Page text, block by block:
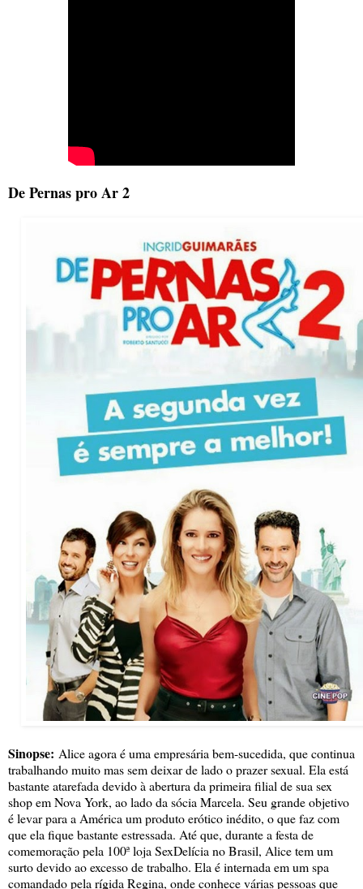
De Pernas pro Ar 2
Sinopse: Alice agora é uma empresária bem-sucedida, que continua
trabalhando muito mas sem deixar de lado o prazer sexual. Ela está
bastante atarefada devido à abertura da primeira filial de sua sex
shop em Nova York, ao lado da sócia Marcela. Seu grande objetivo
é levar para a América um produto erótico inédito, o que faz com
que ela fique bastante estressada. Até que, durante a festa de
comemoração pela 100ª loja SexDelícia no Brasil, Alice tem um
surto devido ao excesso de trabalho. Ela é internada em um spa
comandado pela rígida Regina, onde conhece várias pessoas que